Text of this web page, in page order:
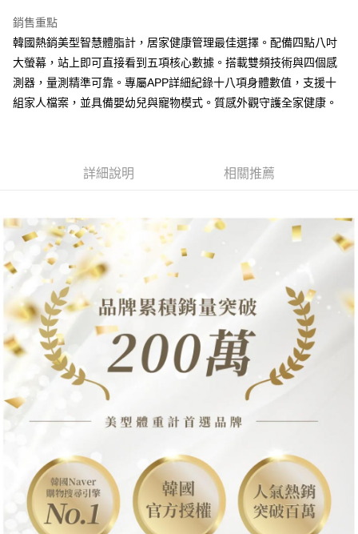
便利好安心！
１．簡單：不需註冊會員、不需綁卡、不需儲值。
２．便利：只要手機號碼，簡訊認證，即可結帳。
３．安心：先確認商品／服務後，再付款。
【「AFTEE先享後付」結帳流程】
１．於結帳方式選擇「AFTEE先享後付」後，將跳轉至「AFTEE先享後付」
ATM／網路銀行／等多元方式進行付款，方視為交易完成。
※ 請注意：結帳手續完成當下不需立刻繳費，但若您需要取消訂單，請聯絡
※ 交易是否成功請以「AFTEE先享後付 」之結帳頁面顯示為準，若有關於
是否繳費成功／繳費後需取消欲退款等相關疑問，請聯繫「AFTEE先享後付
客戶支援中心」
https://netprotections.freshdesk.com/support/home
【注意事項】
１．透過由恩沛科技股份有限公司提供之「AFTEE先享後付」服務完成之交
易，需依本服務之必要範圍內提供個人資料，並將交易相關給付款項請求債
權轉讓予恩沛科技股份有限公司。
２．關於個人資料處理事宜，請瀏覽以下網址：
https://aftee.tw/terms/#terms3
３．未成年的使用者請事先徵得法定代理人或監護人之同意方可使用
「AFTEE先享後付」，若未經同意申辦者引起之損失，本公司不負相關責
任。
時審查核予不同之上限額度；若仍有額度不足之情形，本公司將視審查結果
５．嚴禁一人註冊多個帳號或使用他人資訊註冊。若發現惡意使用之情形，
恩沛科技股份有限公司將有權停止該用戶之使用額度並採取法律行動。
運送方式
宅配
銷售重點
韓國熱銷美型智慧體脂計，居家健康管理最佳選擇。配備四點八吋
大螢幕，站上即可直接看到五項核心數據。搭載雙頻技術與四個感
測器，量測精準可靠。專屬APP詳細紀錄十八項身體數值，支援十
組家人檔案，並具備嬰幼兒與寵物模式。質感外觀守護全家健康。
詳細說明 相關推薦